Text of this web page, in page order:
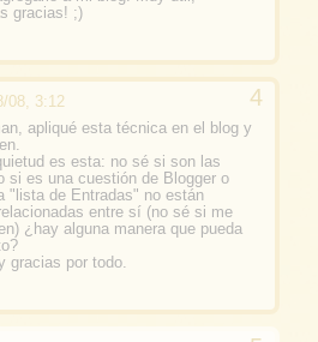
gracias! ;)
08, 3:12
apliqué esta técnica en el blog y
es esta: no sé si son las
si es una cuestión de Blogger o
"lista de Entradas" no están
entre sí (no sé si me
¿hay alguna manera que pueda
gracias por todo.